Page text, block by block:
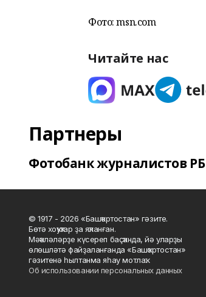
Фото: msn.com
Читайте нас
Партнеры
Фотобанк журналистов РБ
© 1917 - 2026 «Башҡортостан» гәзите.
Бөтә хоҡуҡтар ҙа яҡланған.
Мәҡәләләрҙе күсереп баҫҡанда, йә уларҙы
өлөшләтә файҙаланғанда «Башҡортостан»
гәзитенә һылтанма яһау мотлаҡ.
Об использовании персональных данных